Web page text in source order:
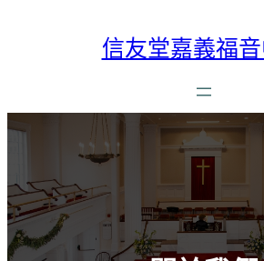
容
信友堂嘉義福